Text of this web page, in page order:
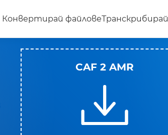
Конвертирай файловеТранскрибирай
CAF 2 AMR